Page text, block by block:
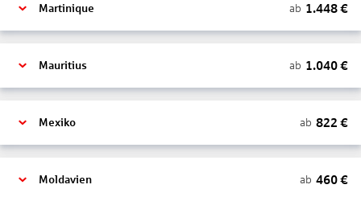
Martinique ab 1.448€
Mauritius ab 1.040€
Mexiko ab 822 €
Moldavien ab 460€